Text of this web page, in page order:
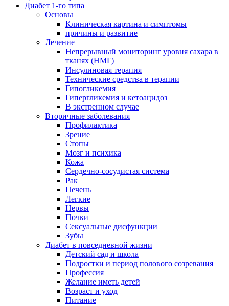
Диабет 1-го типа
Основы
Клиническая картина и симптомы
причины и развитие
Лечение
Непрерывный мониторинг уровня сахара в
тканях (НМГ)
Инсулиновая терапия
Технические средства в терапии
Гипогликемия
Гипергликемия и кетоацидоз
В экстренном случае
Вторичные заболевания
Профилактика
Зрение
Стопы
Мозг и психика
Кожа
Сердечно-сосудистая система
Рак
Печень
Легкие
Нервы
Почки
Сексуальные дисфункции
Зубы
Диабет в повседневной жизни
Детский сад и школа
Подростки и период полового созревания
Профессия
Желание иметь детей
Возраст и уход
Питание